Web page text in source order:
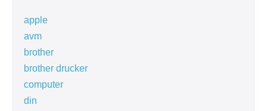
apple
avm
brother
brother drucker
computer
din